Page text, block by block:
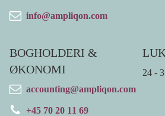
info@ampliqon.com
BOGHOLDERI &
ØKONOMI
accounting@ampliqon.com
+45 70 20 11 69
24 -